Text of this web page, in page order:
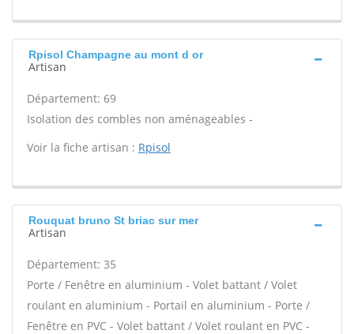
Rpisol Champagne au mont d or
Artisan
Département: 69
Isolation des combles non aménageables -
Voir la fiche artisan : Rpisol
Rouquat bruno St briac sur mer
Artisan
Département: 35
Porte / Fenêtre en aluminium - Volet battant / Volet
roulant en aluminium - Portail en aluminium - Porte /
Fenêtre en PVC - Volet battant / Volet roulant en PVC -